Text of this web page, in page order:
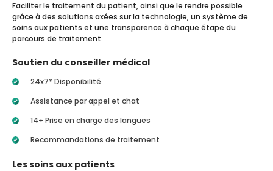
Faciliter le traitement du patient, ainsi que le rendre possible
grâce à des solutions axées sur la technologie, un système de
soins aux patients et une transparence à chaque étape du
parcours de traitement.
Soutien du conseiller médical
24x7* Disponibilité
Assistance par appel et chat
14+ Prise en charge des langues
Recommandations de traitement
Les soins aux patients